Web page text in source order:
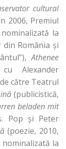
cultural
2006, Premiul
la
România şi
Athenee
Alexander
către Teatrul
(publicistică,
beladen mit
Pop şi Peter
(poezie, 2010,
nominalizată la